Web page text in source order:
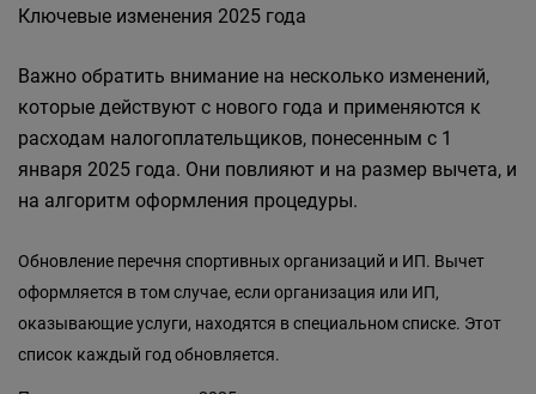
Ключевые изменения 2025 года
Важно обратить внимание на несколько изменений,
которые действуют с нового года и применяются к
расходам налогоплательщиков, понесенным с 1
января 2025 года. Они повлияют и на размер вычета, и
на алгоритм оформления процедуры.
Обновление перечня спортивных организаций и ИП. Вычет
оформляется в том случае, если организация или ИП,
оказывающие услуги, находятся в специальном списке. Этот
список каждый год обновляется.